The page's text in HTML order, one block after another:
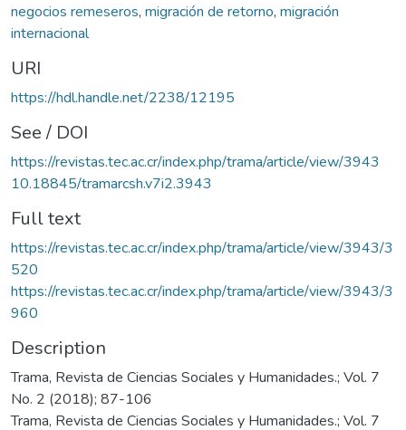
negocios remeseros, migración de retorno, migración
internacional
URI
https://hdl.handle.net/2238/12195
See / DOI
https://revistas.tec.ac.cr/index.php/trama/article/view/3943
10.18845/tramarcsh.v7i2.3943
Full text
https://revistas.tec.ac.cr/index.php/trama/article/view/3943/3
520
https://revistas.tec.ac.cr/index.php/trama/article/view/3943/3
960
Description
Trama, Revista de Ciencias Sociales y Humanidades.; Vol. 7
No. 2 (2018); 87-106
Trama, Revista de Ciencias Sociales y Humanidades.; Vol. 7